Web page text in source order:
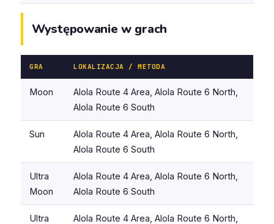
Występowanie w grach
GRA LOKALIZACJA / METODA
Moon
Alola Route 4 Area, Alola Route 6 North,
Alola Route 6 South
Sun
Alola Route 4 Area, Alola Route 6 North,
Alola Route 6 South
Ultra
Moon
Alola Route 4 Area, Alola Route 6 North,
Alola Route 6 South
Ultra
Alola Route 4 Area, Alola Route 6 North,